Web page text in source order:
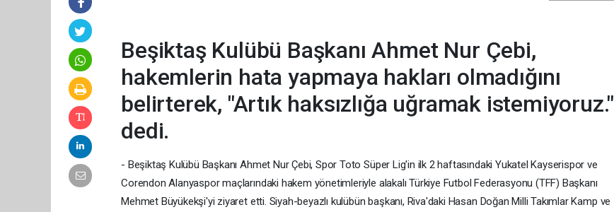
Beşiktaş Kulübü Başkanı Ahmet Nur Çebi,
hakemlerin hata yapmaya hakları olmadığını
belirterek, "Artık haksızlığa uğramak istemiyoruz."
dedi.
- Beşiktaş Kulübü Başkanı Ahmet Nur Çebi, Spor Toto Süper Lig'in ilk 2 haftasındaki Yukatel Kayserispor ve
Corendon Alanyaspor maçlarındaki hakem yönetimleriyle alakalı Türkiye Futbol Federasyonu (TFF) Başkanı
Mehmet Büyükekşi'yi ziyaret etti. Siyah-beyazlı kulübün başkanı, Riva'daki Hasan Doğan Milli Takımlar Kamp ve